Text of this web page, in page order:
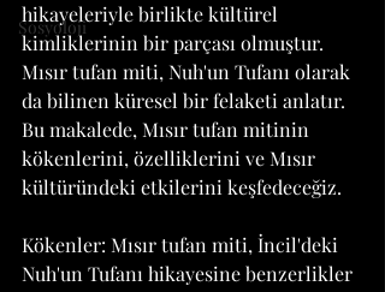
Sosyoloji
hikayeleriyle birlikte kültürel
kimliklerinin bir parçası olmuştur.
Mısır tufan miti, Nuh'un Tufanı olarak
da bilinen küresel bir felaketi anlatır.
Bu makalede, Mısır tufan mitinin
kökenlerini, özelliklerini ve Mısır
kültüründeki etkilerini keşfedeceğiz.
Kökenler: Mısır tufan miti, İncil'deki
Nuh'un Tufanı hikayesine benzerlikler